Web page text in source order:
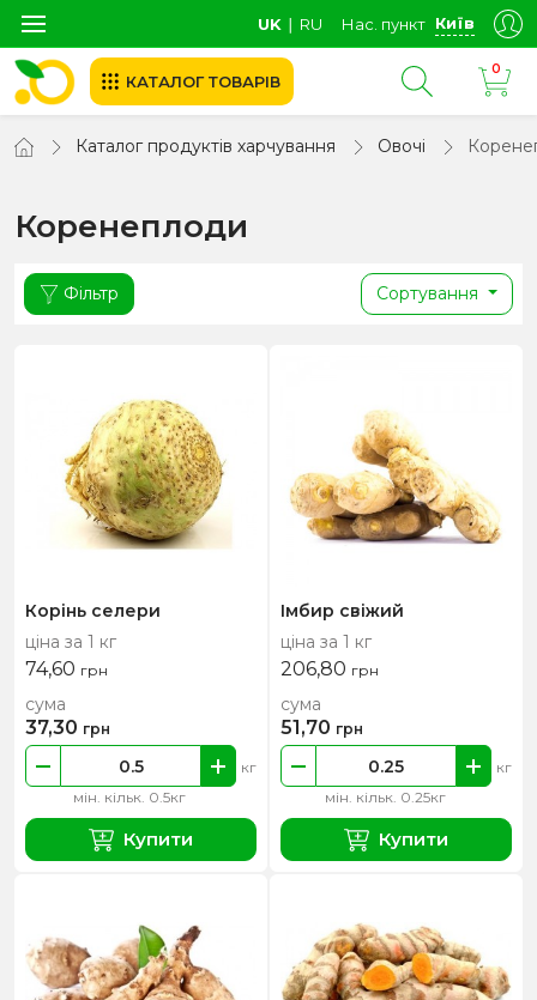
UK ∣ RU Нас. пункт Київ
КАТАЛОГ ТОВАРІВ
0
Каталог продуктів харчування Овочі
Коренеплоди
Фільтр Сортування
Корінь селери
ціна за 1 кг
74,60 грн
мін. кільк. 0.5кг
кг
сума
37,30 грн
Купити
Імбир свіжий
ціна за 1 кг
206,80 грн
мін. кільк. 0.25кг
кг
сума
51,70 грн
Купити